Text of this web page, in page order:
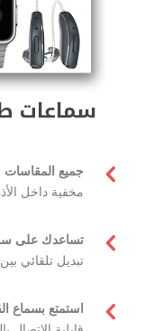
سماعات

جميع المقاسات
مخفية داخل

تساعدك على
تبديل تلقائي

استمتع بسماع